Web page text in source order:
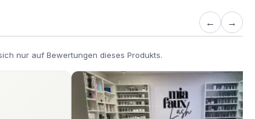
← →
nur auf Bewertungen dieses Produkts.